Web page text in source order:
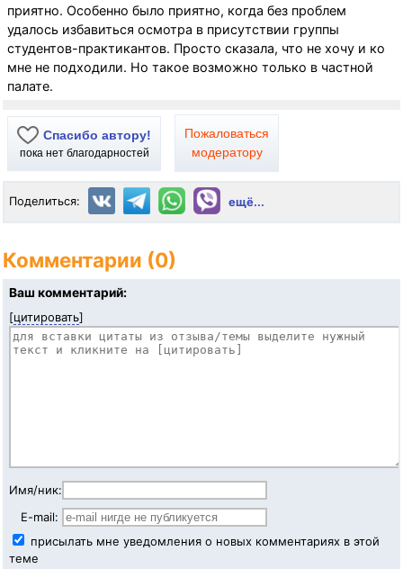
приятно. Особенно было приятно, когда без проблем
удалось избавиться осмотра в присутствии группы
студентов-практикантов. Просто сказала, что не хочу и ко
мне не подходили. Но такое возможно только в частной
палате.
Спасибо автору!
пока нет благодарностей
Пожаловаться
модератору
Поделиться: ещё...
Комментарии (0)
Ваш комментарий:
[цитировать]
Имя/ник:
E-mail:
присылать мне уведомления о новых комментариях в этой
теме